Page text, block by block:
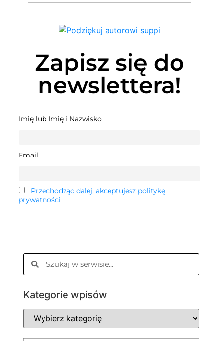
Zapisz się do
newslettera!
Imię lub Imię i Nazwisko
Email
Przechodząc dalej, akceptujesz politykę
prywatności
Kategorie wpisów